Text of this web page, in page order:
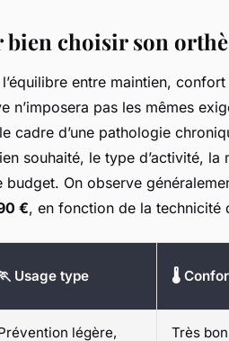
choisir son
entre maintien,
pas les mêmes
cadre d’une pathologie
souhaité, le type d’activité, la
On observe
€, en fonction de la technicité
Usage type 🌡️
légère, Très